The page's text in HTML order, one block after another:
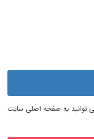
می توانید به صفحه اصلی سایت